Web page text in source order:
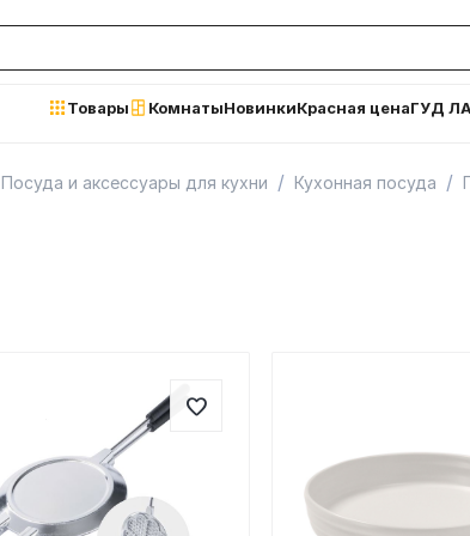
Товары КомнатыНовинкиКрасная ценаГУД
Посуда и аксессуары для кухни / Кухонная посуда /